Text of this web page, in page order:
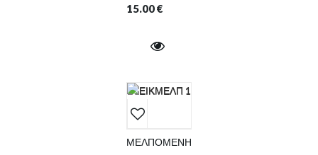
15.00€
ΜΕΛΠΟΜΕΝΗ